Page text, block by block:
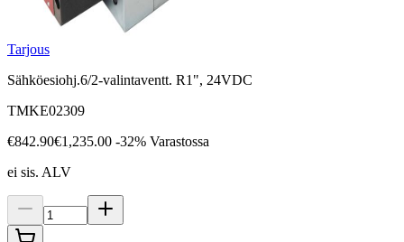
Tarjous
Sähköesiohj.6/2-valintaventt. R1", 24VDC
TMKE02309
€842.90€1,235.00 -32% Varastossa
ei sis. ALV